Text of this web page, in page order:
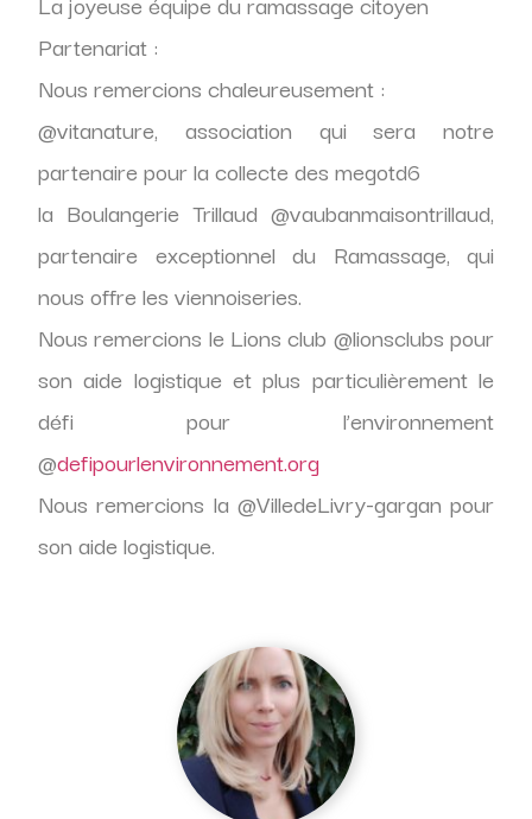
Partenariat :
Nous remercions chaleureusement :
@vitanature, association qui sera notre
partenaire pour la collecte des megotd6
la Boulangerie Trillaud @vaubanmaisontrillaud,
partenaire exceptionnel du Ramassage, qui
nous offre les viennoiseries.
Nous remercions le Lions club @lionsclubs pour
son aide logistique et plus particulièrement le
défi pour l’environnement
@defipourlenvironnement.org
Nous remercions la @VilledeLivry-gargan pour
son aide logistique.